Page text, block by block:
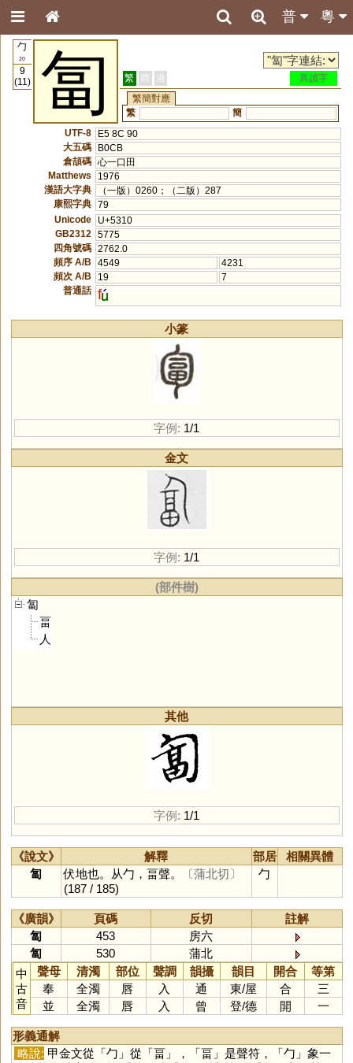
粵
普
勹
20
9
(11)
匐 繁 簡 港
異讀字
繁簡對應
繁
簡
UTF-8
E5 8C 90
大五碼
B0CB
倉頡碼 心一口田
Matthews
1976
漢語大字典
（一版）0260；（二版）287
康熙字典 79
Unicode
U+5310
GB2312
5775
四角號碼 2762.0
頻序 A/B
4549
4231
頻次 A/B
19
7
普通話 f
小篆
字例: 1/1
金文
字例: 1/1
(部件樹)
匐
畐
人
其他
字例: 1/1
《說文》 解釋 部居
相關異體
匐
伏地也。从勹，畐聲。
〔蒲北切〕
(187 / 185)
勹
《廣韻》 頁碼 反切
註解
匐
453
房六
匐
530
蒲北
中
古
音
聲母 清濁 部位 聲調 韻攝 韻目 開合
等第
奉
全濁 唇 入 通 東/屋 合
三
並
全濁 唇 入 曾 登/德 開 一
形義通解
略說: 甲金文從「勹 」從「畐」，「畐」是聲符，「勹 」象一